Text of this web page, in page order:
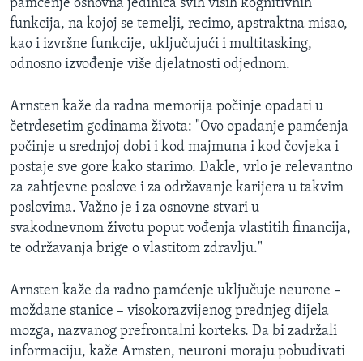
pamćenje osnovna jedinica svih viših kognitivnih
funkcija, na kojoj se temelji, recimo, apstraktna misao,
kao i izvršne funkcije, uključujući i multitasking,
odnosno izvođenje više djelatnosti odjednom.
Arnsten kaže da radna memorija počinje opadati u
četrdesetim godinama života: "Ovo opadanje pamćenja
počinje u srednjoj dobi i kod majmuna i kod čovjeka i
postaje sve gore kako starimo. Dakle, vrlo je relevantno
za zahtjevne poslove i za održavanje karijera u takvim
poslovima. Važno je i za osnovne stvari u
svakodnevnom životu poput vođenja vlastitih financija,
te održavanja brige o vlastitom zdravlju."
Arnsten kaže da radno pamćenje uključuje neurone –
moždane stanice – visokorazvijenog prednjeg dijela
mozga, nazvanog prefrontalni korteks. Da bi zadržali
informaciju, kaže Arnsten, neuroni moraju pobuđivati